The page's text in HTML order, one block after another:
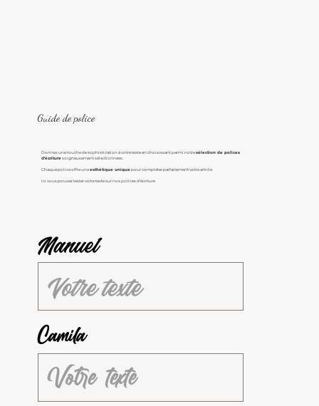
Guide de police
Donnez une touche de sophistication à votre texte en choisissant parmi notresélection de polices
d'écrituresoigneusement sélectionnées.
Chaque police offre uneesthétique uniquepour compléter parfaitement votre article.
Ici vous pouvez tester votre texte sur nos polices d'écriture
Manuel
Camila